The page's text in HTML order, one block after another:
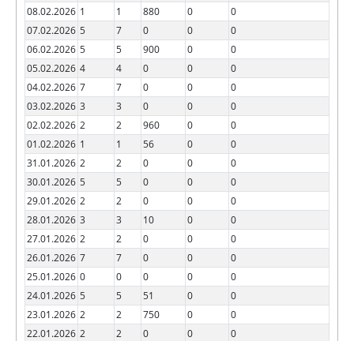
08.02.2026 1 1 880 0
0
07.02.2026 5 7 0 0
0
06.02.2026 5 5 900 0
0
05.02.2026 4 4 0 0
0
04.02.2026 7 7 0 0
0
03.02.2026 3 3 0 0
0
02.02.2026 2 2 960 0
0
01.02.2026 1 1 56 0
0
31.01.2026 2 2 0 0
0
30.01.2026 5 5 0 0
0
29.01.2026 2 2 0 0
0
28.01.2026 3 3 10 0
0
27.01.2026 2 2 0 0
0
26.01.2026 7 7 0 0
0
25.01.2026 0 0 0 0
0
24.01.2026 5 5 51 0
0
23.01.2026 2 2 750 0
0
22.01.2026 2 2 0 0
0